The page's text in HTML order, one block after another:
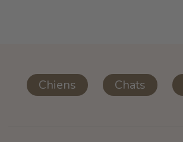
Chiens Chats